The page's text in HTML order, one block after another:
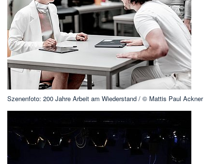
Szenenfoto: 200 Jahre Arbeit am Wiederstand / © Mattis Paul Ackner